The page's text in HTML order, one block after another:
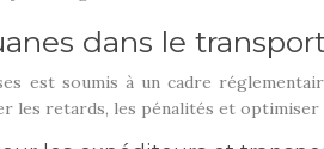
dans le
est soumis à un cadre
les retards, les pénalités et optimiser